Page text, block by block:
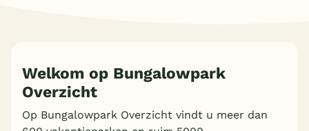
Welkom op Bungalowpark
Overzicht
Op Bungalowpark Overzicht vindt u meer dan